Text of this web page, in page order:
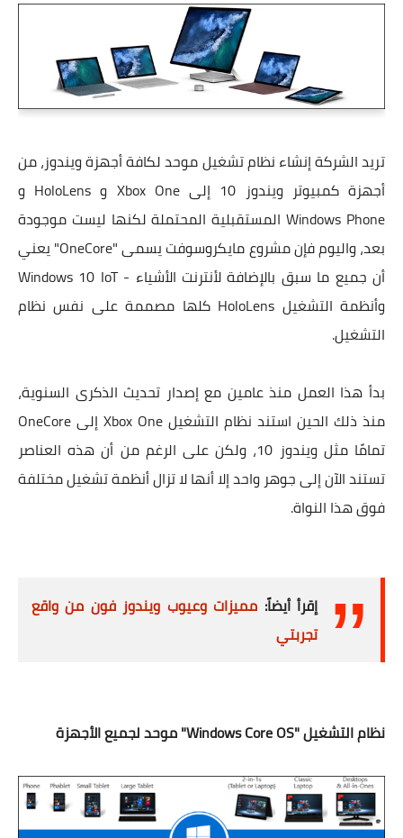
تريد الشركة إنشاء نظام تشغيل موحد لكافة أجهزة ويندوز، من
أجهزة كمبيوتر ويندوز 10 إلى Xbox One و HoloLens و
Windows Phone المستقبلية المحتملة لكنها ليست موجودة
بعد، واليوم فإن مشروع مايكروسوفت يسمى "OneCore" يعني
أن جميع ما سبق بالإضافة لأنترنت الأشياء - Windows 10 IoT
وأنظمة التشغيل HoloLens كلها مصممة على نفس نظام
التشغيل.
بدأ هذا العمل منذ عامين مع إصدار تحديث الذكرى السنوية،
منذ ذلك الحين استند نظام التشغيل Xbox One إلى OneCore
تمامًا مثل ويندوز 10، ولكن على الرغم من أن هذه العناصر
تستند الآن إلى جوهر واحد إلا أنها لا تزال أنظمة تشغيل مختلفة
فوق هذا النواة.
إقرأ أيضاً: مميزات وعيوب ويندوز فون من واقع
تجربتي
نظام التشغيل "Windows Core OS" موحد لجميع الأجهزة